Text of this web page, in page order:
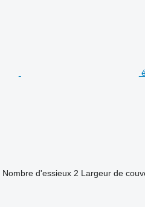
Nombre d'essieux 2 Largeur de